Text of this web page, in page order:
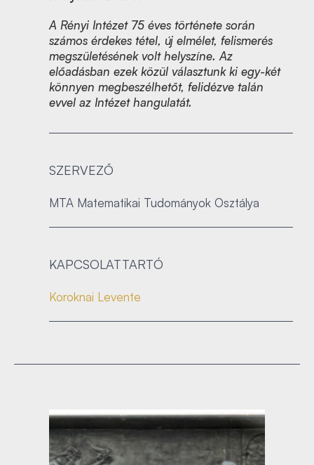
A Rényi Intézet 75 éves története során
számos érdekes tétel, új elmélet, felismerés
megszületésének volt helyszíne. Az
előadásban ezek közül választunk ki egy-két
könnyen megbeszélhetőt, felidézve talán
evvel az Intézet hangulatát.
SZERVEZŐ
MTA Matematikai Tudományok Osztálya
KAPCSOLATTARTÓ
Koroknai Levente